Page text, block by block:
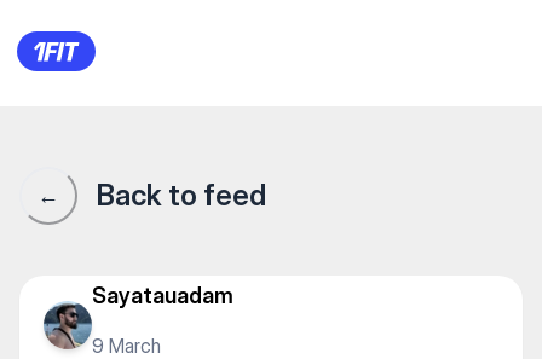
Легкоатлетический
← Back to feed
Sayatauadam
9 March